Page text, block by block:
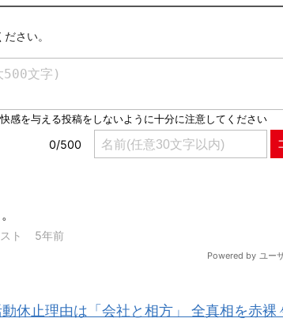
さい。
休止理由は「会社と相方」 全真相を赤裸